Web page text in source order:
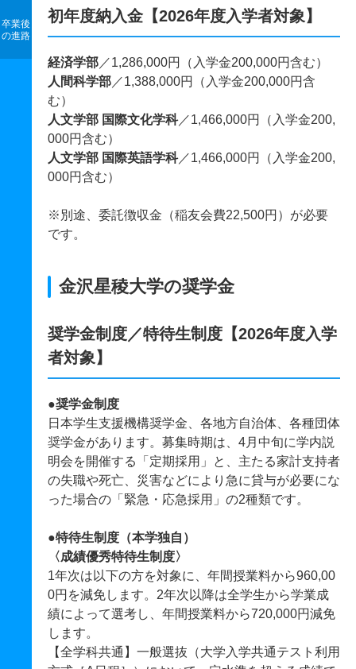
卒業後
の進路
初年度納入金【2026年度入学者対象】
経済学部 ／1,286,000円（入学金200,000円含む）
人間科学部 ／1,388,000円（入学金200,000円含
む）
人文学部 国際文化学科／1,466,000円（入学金200,
000円含む）
人文学部 国際英語学科／1,466,000円（入学金200,
000円含む）
※別途、委託徴収金（稲友会費22,500円）が必要
です。
金沢星稜大学の奨学金
奨学金制度／特待生制度【2026年度入学
者対象】
●奨学金制度
日本学生支援機構奨学金、各地方自治体、各種団体
奨学金があります。募集時期は、4月中旬に学内説
明会を開催する「定期採用」と、主たる家計支持者
の失職や死亡、災害などにより急に貸与が必要にな
った場合の「緊急・応急採用」の2種類です。
●特待生制度（本学独自）
〈成績優秀特待生制度〉
1年次は以下の方を対象に、年間授業料から960,00
0円を減免します。2年次以降は全学生から学業成
績によって選考し、年間授業料から720,000円減免
します。
【全学科共通】一般選抜（大学入学共通テスト利用